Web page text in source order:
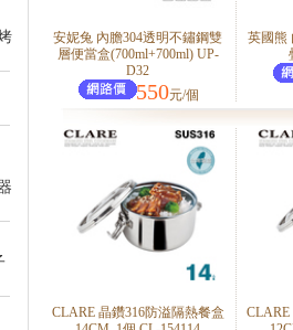
安妮兔 內膽304透明不鏽鋼雙
層便當盒(700ml+700ml) UP-
D32
550元/個
英國熊
CLARE 晶鑽316防溢隔熱餐盒
CLARE